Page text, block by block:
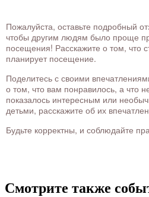
Пожалуйста, оставьте подробный
чтобы другим людям было проще
посещения! Расскажите о том, что
планирует посещение.
Поделитесь с своими
о том, что вам понравилось, а что
показалось интересным или
детьми, расскажите об их
Будьте корректны, и соблюдайте
Смотрите также